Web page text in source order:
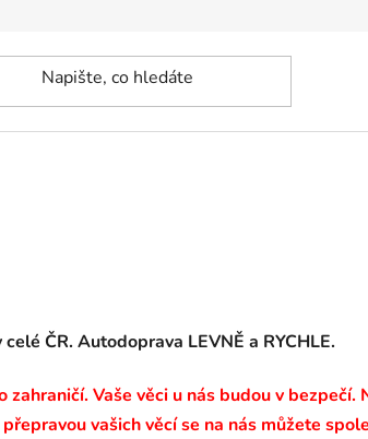
ČR. Autodoprava LEVNĚ a RYCHLE.
Vaše věci u nás budou v
vašich věcí se na nás můžete